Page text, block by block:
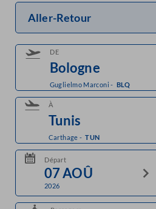
Aller-Retour
DE
Guglielmo Marconi - BLQ
À
Carthage - TUN
Départ
2026